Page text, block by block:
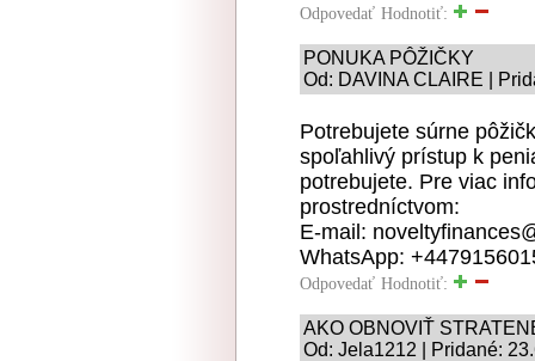
Odpovedať Hodnotiť:
PONUKA PÔŽIČKY
Od: DAVINA CLAIRE |
Potrebujete súrne
spoľahlivý prístup k
potrebujete. Pre viac
prostredníctvom:
E-mail:
WhatsApp:
Odpovedať Hodnotiť:
AKO OBNOVIŤ
Od: Jela1212 | Pridané: